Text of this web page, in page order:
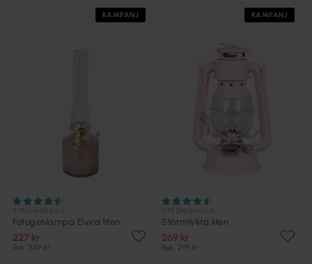
KAMPANJ
Fotogenlampa Elvira liten
227 kr
Rek. 349 kr
KAMPANJ
Stormlykta liten
269 kr
Rek. 299 kr